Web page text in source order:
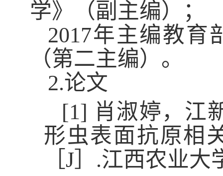
学》（副主编）
；
2017年主编教育
（第二主编）。
2.论文
[1] 肖淑婷，江
形虫表面抗原相
J .江西农业大